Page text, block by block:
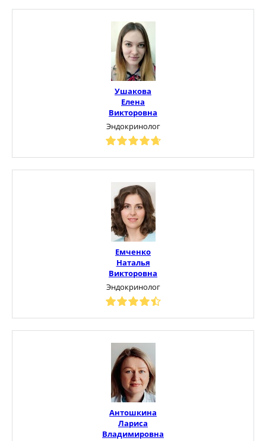
Ушакова
Елена
Викторовна
Эндокринолог
Емченко
Наталья
Викторовна
Эндокринолог
Антошкина
Лариса
Владимировна